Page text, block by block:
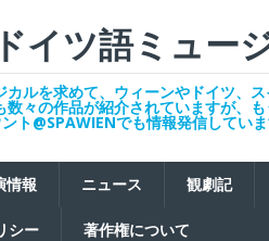
イツ語ミュー
カルを求めて、ウィーンやドイツ、
数々の作品が紹介されていますが、
ト@SPAWIENでも情報発信してい
情報 ニュース 観劇記
シー 著作権について